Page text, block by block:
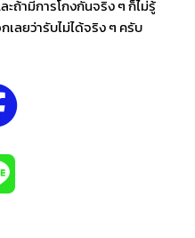
ะถ้ามีการโกงกันจริง ๆ ก็ไม่รู้
กเลยว่ารับไม่ได้จริง ๆ ครับ